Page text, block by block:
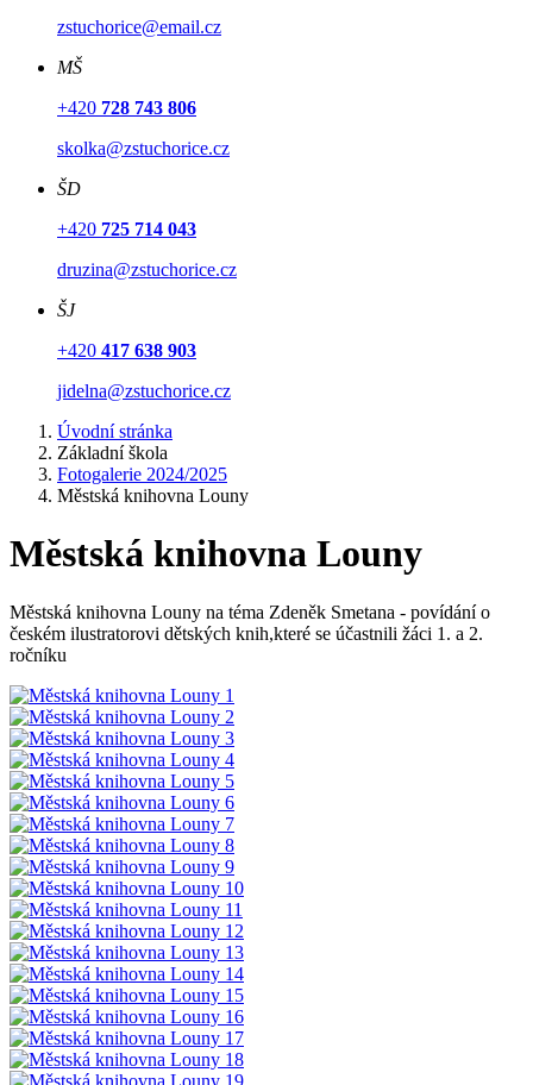
zstuchorice@email.cz
MŠ
+420 728 743 806
skolka@zstuchorice.cz
ŠD
+420 725 714 043
druzina@zstuchorice.cz
ŠJ
+420 417 638 903
jidelna@zstuchorice.cz
Úvodní stránka
Základní škola
Fotogalerie 2024/2025
Městská knihovna Louny
Městská knihovna Louny
Městská knihovna Louny na téma Zdeněk Smetana - povídání o
českém ilustratorovi dětských knih,které se účastnili žáci 1. a 2.
ročníku